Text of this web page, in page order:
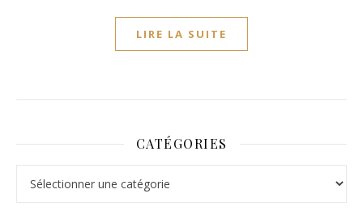
LIRE LA SUITE
CATÉGORIES